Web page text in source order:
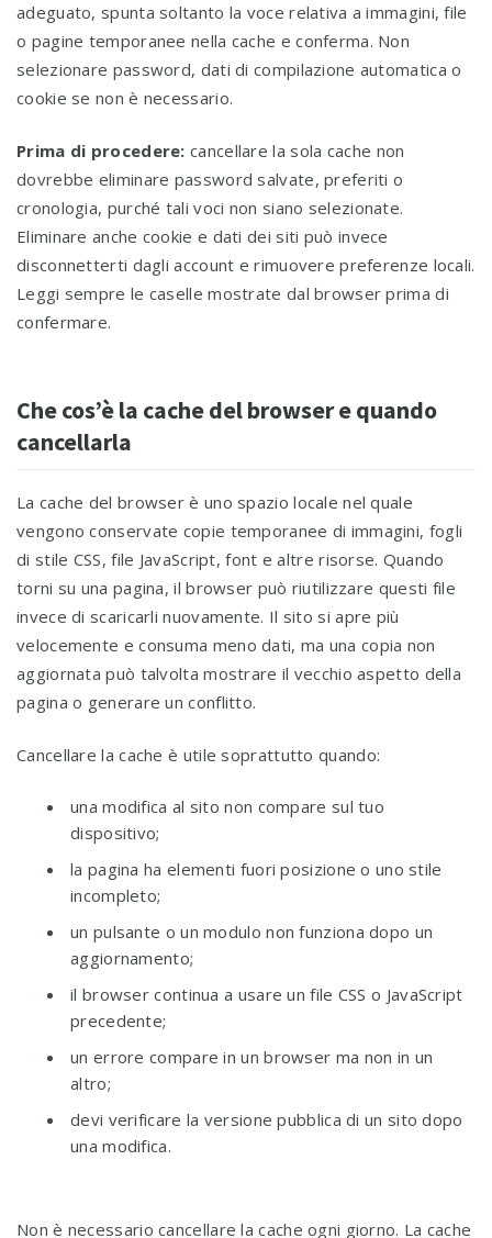
adeguato, spunta soltanto la voce relativa a immagini, file
o pagine temporanee nella cache e conferma. Non
selezionare password, dati di compilazione automatica o
cookie se non è necessario.
Prima di procedere: cancellare la sola cache non
dovrebbe eliminare password salvate, preferiti o
cronologia, purché tali voci non siano selezionate.
Eliminare anche cookie e dati dei siti può invece
disconnetterti dagli account e rimuovere preferenze locali.
Leggi sempre le caselle mostrate dal browser prima di
confermare.
Che cos’è la cache del browser e quando
cancellarla
La cache del browser è uno spazio locale nel quale
vengono conservate copie temporanee di immagini, fogli
di stile CSS, file JavaScript, font e altre risorse. Quando
torni su una pagina, il browser può riutilizzare questi file
invece di scaricarli nuovamente. Il sito si apre più
velocemente e consuma meno dati, ma una copia non
aggiornata può talvolta mostrare il vecchio aspetto della
pagina o generare un conflitto.
Cancellare la cache è utile soprattutto quando:
una modifica al sito non compare sul tuo
dispositivo;
la pagina ha elementi fuori posizione o uno stile
incompleto;
un pulsante o un modulo non funziona dopo un
aggiornamento;
il browser continua a usare un file CSS o JavaScript
precedente;
un errore compare in un browser ma non in un
altro;
devi verificare la versione pubblica di un sito dopo
una modifica.
Non è necessario cancellare la cache ogni giorno. La cache